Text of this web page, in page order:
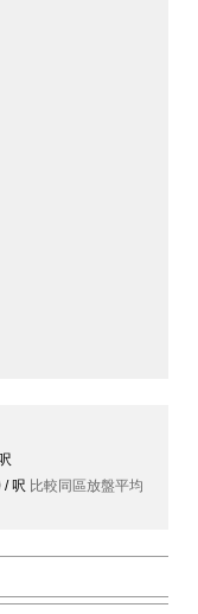
/ 呎 比較同區放盤平均